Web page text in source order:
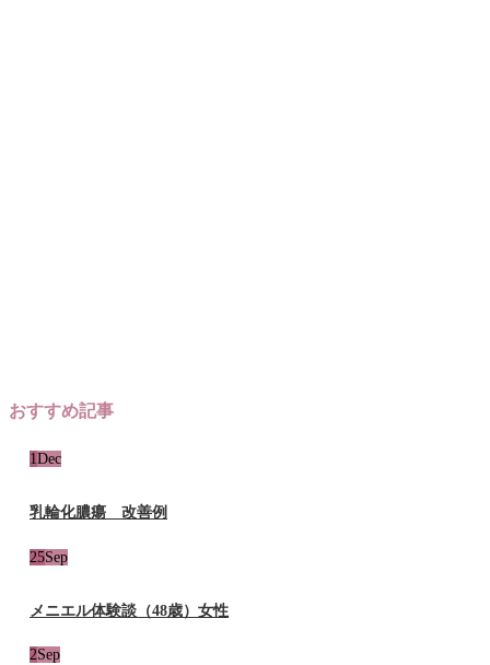
おすすめ記事
1Dec
乳輪化膿瘍 改善例
25Sep
メニエル体験談（48歳）女性
2Sep